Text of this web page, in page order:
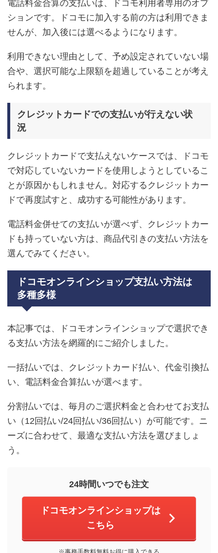
電話料金合算の支払いは、ドコモ利用者専用のオプ
ションです。ドコモに加入する前の方は利用できま
せんが、加入後には選べるようになります。
利用できない理由として、予め設定されていない場
合や、選択可能な上限額を超過していることが考え
られます。
クレジットカードでの支払いが行えない状
況
クレジットカードで支払えないケースでは、ドコモ
で対応していないカードを使用しようとしているこ
とが原因かもしれません。対応するクレジットカー
ドで再度試すと、成功する可能性があります。
電話料金併せての支払いが選べず、クレジットカー
ドも持っていない方は、商品代引きの支払い方法を
選んでみてください。
ドコモオンラインショップ支払い方法は
多種多様
本記事では、ドコモオンラインショップで選択でき
る支払い方法を網羅的にご紹介しました。
一括払いでは、クレジットカード払い、代金引換払
い、電話料金合算払いが選べます。
分割払いでは、毎月のご選択料金と合わせてお支払
い（12回払い/24回払い/36回払い）が可能です。ニ
ーズに合わせて、最適な支払い方法を選びましょ
う。
24時間いつでも注文
ドコモオンラインショップは
こちら